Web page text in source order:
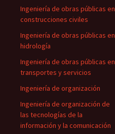
Ingeniería de obras públicas en
construcciones civiles
Ingeniería de obras públicas en
hidrología
Ingeniería de obras públicas en
transportes y servicios
Ingeniería de organización
Ingeniería de organización de
las tecnologías de la
información y la comunicación